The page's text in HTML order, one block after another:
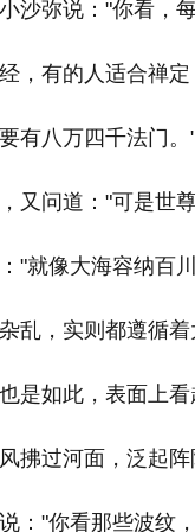
沙弥说："你看，
，有的人适合禅定
有八万四千法门。
又问道："可是世
"就像大海容纳百
乱，实则都遵循着
是如此，表面上
拂过河面，泛起阵
："你看那些波纹